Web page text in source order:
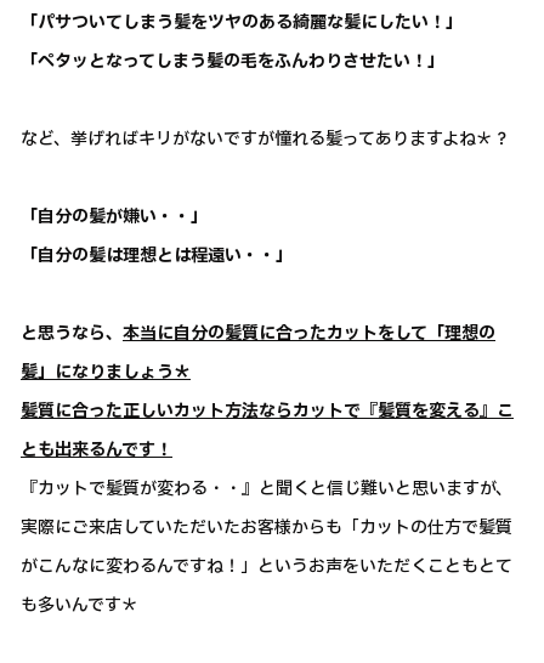
「パサついてしまう髪をツヤのある綺麗な髪にしたい！」
「ペタッとなってしまう髪の毛をふんわりさせたい！」
など、挙げればキリがないですが憧れる髪ってありますよね＊？
「自分の髪が嫌い・・」
「自分の髪は理想とは程遠い・・」
と思うなら、 本当に自分の髪質に合ったカットをして「理想の
髪」になりましょう＊
髪質に合った正しいカット方法ならカットで『髪質を変える』こ
とも出来るんです！
『カットで髪質が変わる・・』と聞くと信じ難いと思いますが、
実際にご来店していただいたお客様からも「カットの仕方で髪質
がこんなに変わるんですね！」というお声をいただくこともとて
も多いんです＊